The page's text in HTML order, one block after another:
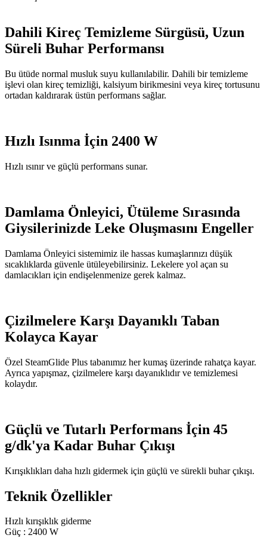
Dahili Kireç Temizleme Sürgüsü, Uzun
Süreli Buhar Performansı
Bu ütüde normal musluk suyu kullanılabilir. Dahili bir temizleme
işlevi olan kireç temizliği, kalsiyum birikmesini veya kireç tortusunu
ortadan kaldırarak üstün performans sağlar.
Hızlı Isınma İçin 2400 W
Hızlı ısınır ve güçlü performans sunar.
Damlama Önleyici, Ütüleme Sırasında
Giysilerinizde Leke Oluşmasını Engeller
Damlama Önleyici sistemimiz ile hassas kumaşlarınızı düşük
sıcaklıklarda güvenle ütüleyebilirsiniz. Lekelere yol açan su
damlacıkları için endişelenmenize gerek kalmaz.
Çizilmelere Karşı Dayanıklı Taban
Kolayca Kayar
Özel SteamGlide Plus tabanımız her kumaş üzerinde rahatça kayar.
Ayrıca yapışmaz, çizilmelere karşı dayanıklıdır ve temizlemesi
kolaydır.
Güçlü ve Tutarlı Performans İçin 45
g/dk'ya Kadar Buhar Çıkışı
Kırışıklıkları daha hızlı gidermek için güçlü ve sürekli buhar çıkışı.
Teknik Özellikler
Hızlı kırışıklık giderme
Güç : 2400 W